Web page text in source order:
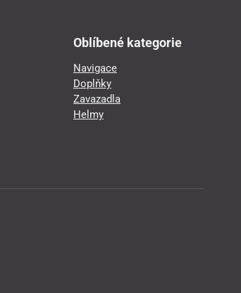
Oblíbené kategorie
Navigace
Doplňky
Zavazadla
Helmy